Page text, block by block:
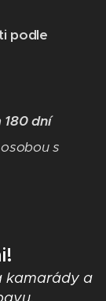
podle
180 dní
s
kamarády a